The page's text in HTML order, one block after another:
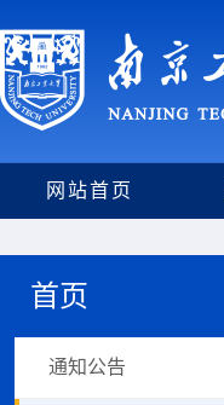
网站首页
首页
通知公告